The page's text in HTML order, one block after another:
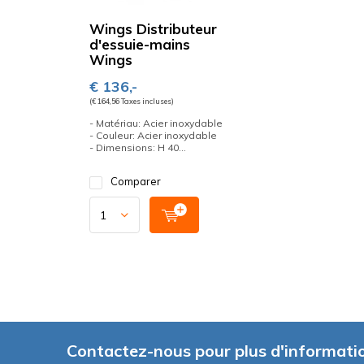
Wings Distributeur
d'essuie-mains
Wings
€ 136,-
(€ 164,56 Taxes incluses)
- Matériau: Acier inoxydable
- Couleur: Acier inoxydable
- Dimensions: H 40...
Comparer
Contactez-nous pour plus